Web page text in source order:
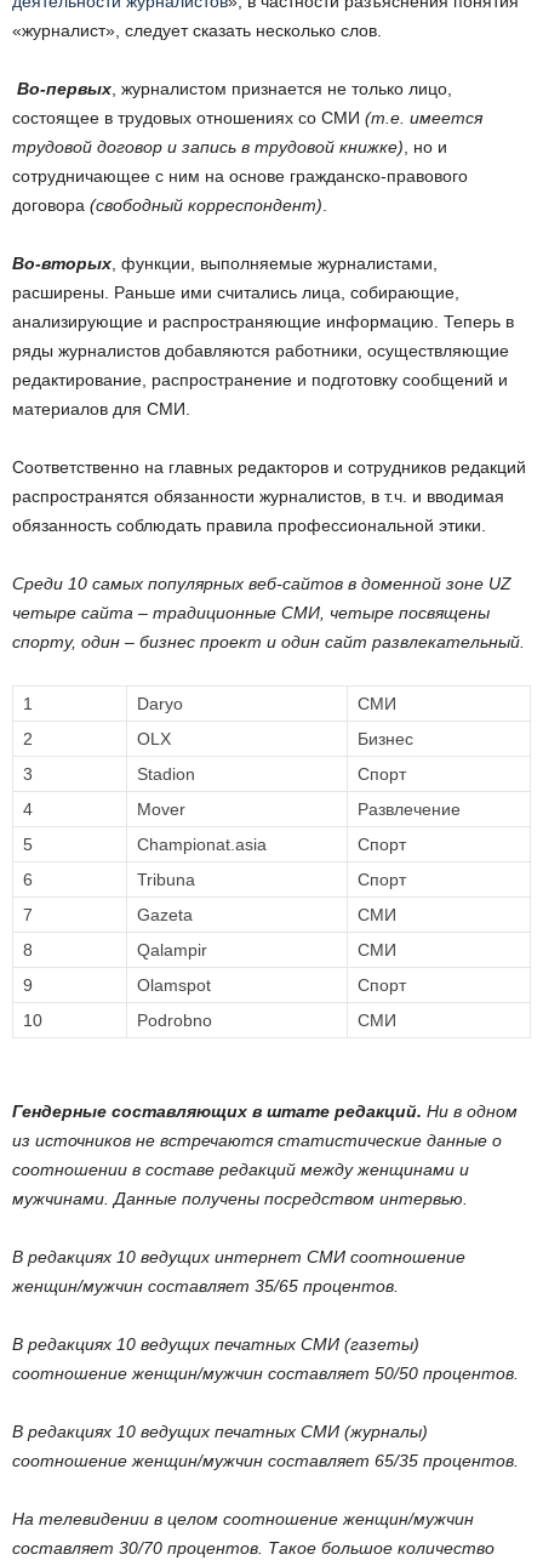
«журналист», следует сказать несколько слов.
Во-первых, журналистом признается не только лицо,
состоящее в трудовых отношениях со СМИ (т.е. имеется
трудовой договор и запись в трудовой книжке), но и
сотрудничающее с ним на основе гражданско-правового
договора (свободный корреспондент).
Во-вторых, функции, выполняемые журналистами,
расширены. Раньше ими считались лица, собирающие,
анализирующие и распространяющие информацию. Теперь в
ряды журналистов добавляются работники, осуществляющие
редактирование, распространение и подготовку сообщений и
материалов для СМИ.
Соответственно на главных редакторов и сотрудников редакций
распространятся обязанности журналистов, в т.ч. и вводимая
обязанность соблюдать правила профессиональной этики.
Среди 10 самых популярных веб-сайтов в доменной зоне UZ
четыре сайта – традиционные СМИ, четыре посвящены
спорту, один – бизнес проект и один сайт развлекательный.
1 Daryo
СМИ
2
OLX
Бизнес
3
Stadion
Спорт
4
Mover
Развлечение
5
Championat.asia
Спорт
6
Tribuna
Спорт
7
Gazeta
СМИ
8
Qalampir
СМИ
9
Olamspot
Спорт
10
Podrobno СМИ
Гендерные составляющих в штате редакций. Ни в одном
из источников не встречаются статистические данные о
соотношении в составе редакций между женщинами и
мужчинами. Данные получены посредством интервью.
В редакциях 10 ведущих интернет СМИ соотношение
женщин/мужчин составляет 35/65 процентов.
В редакциях 10 ведущих печатных СМИ (газеты)
соотношение женщин/мужчин составляет 50/50 процентов.
В редакциях 10 ведущих печатных СМИ (журналы)
соотношение женщин/мужчин составляет 65/35 процентов.
На телевидении в целом соотношение женщин/мужчин
составляет 30/70 процентов. Такое большое количество